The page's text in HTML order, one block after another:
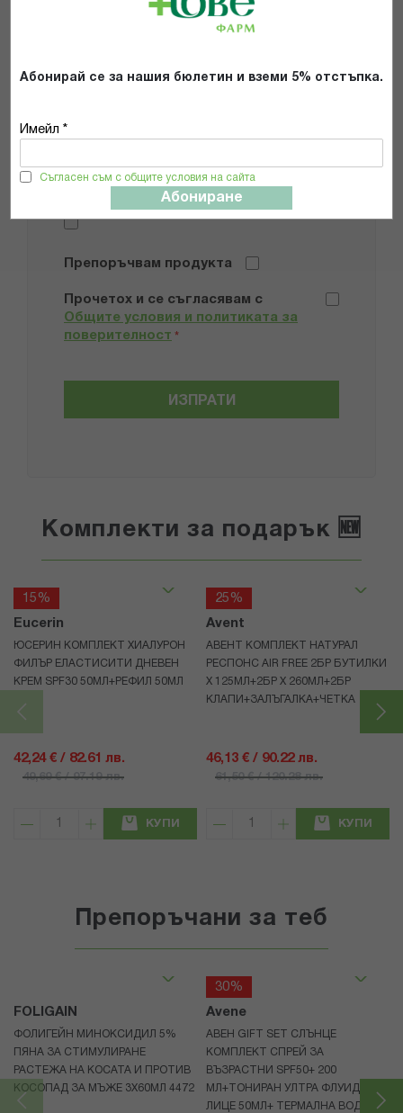
Абонирай се за нашия бюлетин и вземи 5% отстъпка.
Имейл *
Съгласен съм с общите условия на сайта
Абониране
Мнение
Добави снимки
Препоръчвам продукта
Прочетох и се съгласявам с
Общите условия и политиката за
поверителност *
ИЗПРАТИ
Комплекти за подарък 🆕
15%
Eucerin
ЮСЕРИН КОМПЛЕКТ ХИАЛУРОН
ФИЛЪР ЕЛАСТИСИТИ ДНЕВЕН
КРЕМ SPF30 50МЛ+РЕФИЛ 50МЛ
42,24 € / 82.61 лв.
49,69 € / 97.19 лв.
КУПИ
25%
Avent
АВЕНТ КОМПЛЕКТ НАТУРАЛ
РЕСПОНС AIR FREE 2БР БУТИЛКИ
Х 125МЛ+2БР Х 260МЛ+2БР
КЛАПИ+ЗАЛЪГАЛКА+ЧЕТКА
46,13 € / 90.22 лв.
61,50 € / 120.28 лв.
КУПИ
Препоръчани за теб
FOLIGAIN
ФОЛИГЕЙН МИНОКСИДИЛ 5%
ПЯНА ЗА СТИМУЛИРАНЕ
РАСТЕЖА НА КОСАТА И ПРОТИВ
КОСОПАД ЗА МЪЖЕ 3X60МЛ 4472
30%
Avene
АВЕН GIFT SET СЛЪНЦЕ
КОМПЛЕКТ СПРЕЙ ЗА
ВЪЗРАСТНИ SPF50+ 200
МЛ+ТОНИРАН УЛТРА ФЛУИД ЗА
ЛИЦЕ 50МЛ+ ТЕРМАЛНА ВОДА